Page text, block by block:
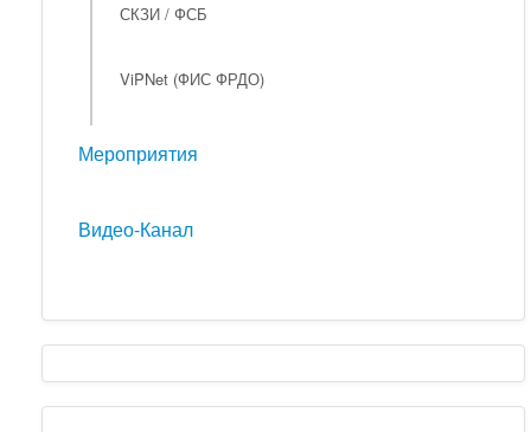
СКЗИ / ФСБ
ViPNet (ФИС ФРДО)
Мероприятия
Видео-Канал